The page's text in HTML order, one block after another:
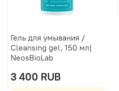
Гель для умывания /
Cleansing gel, 150 мл|
NeosBioLab
3 400 RUB